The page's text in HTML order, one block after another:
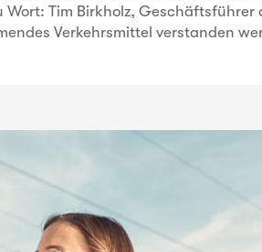
Tim Birkholz, Geschäftsführer
Verkehrsmittel verstanden